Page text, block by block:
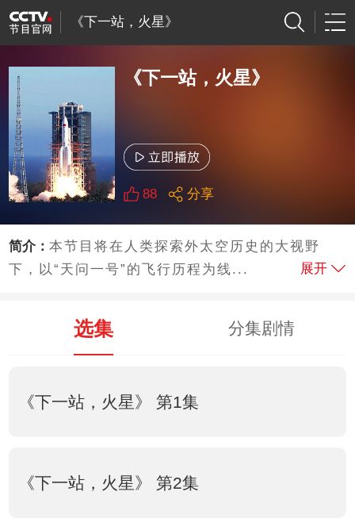
《下一站，火星》
《下一站，火星》
88 分享
简介：本节目将在人类探索外太空历史的大视野
下，以“天问一号”的飞行历程为线...
展开
选集 分集剧情
《下一站，火星》 第1集
《下一站，火星》 第2集